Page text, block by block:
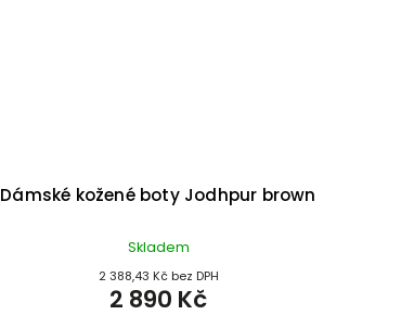
Dámské kožené boty Jodhpur brown
Skladem
2 388,43 Kč bez DPH
2 890 Kč